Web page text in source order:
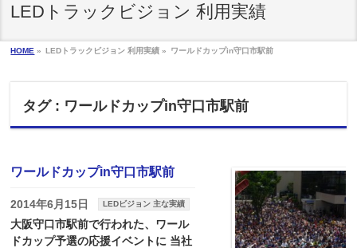
LEDトラックビジョン 利用実績
HOME » LEDトラックビジョン 利用実績 » ワールドカップin守口市駅前
タグ : ワールドカップin守口市駅前
ワールドカップin守口市駅前
2014年6月15日 LEDビジョン 主な実績
大阪守口市駅前で行われた、ワール
ドカップ予選の応援イベントに 当社